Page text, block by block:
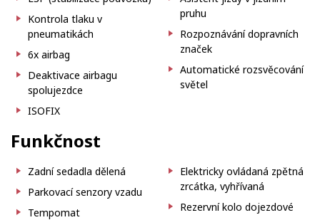
Kontrola tlaku v
pneumatikách
6x airbag
Deaktivace airbagu
spolujezdce
ISOFIX
pruhu
Rozpoznávání dopravních
značek
Automatické rozsvěcování
světel
Funkčnost
Zadní sedadla dělená
Parkovací senzory vzadu
Tempomat
Elektricky ovládaná zpětná
zrcátka, vyhřívaná
Rezervní kolo dojezdové